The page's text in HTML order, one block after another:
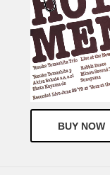
BUY NOW